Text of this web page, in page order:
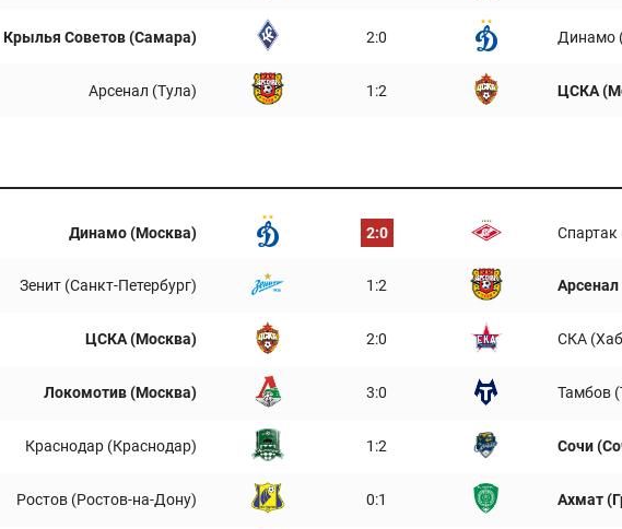
Крылья Советов (Самара) 2:0 Динамо
Арсенал (Тула) 1:2 ЦСКА
Динамо (Москва) 2:0
Зенит (Санкт-Петербург) 1:2 Арсенал
ЦСКА (Москва) 2:0 СКА
Локомотив (Москва) 3:0 Тамбов
Краснодар (Краснодар) 1:2 Сочи
Ростов (Ростов-на-Дону) 0:1 Ахмат